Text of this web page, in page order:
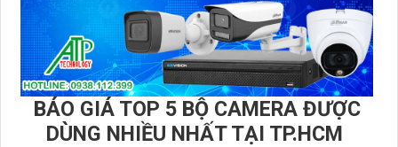
BÁO GIÁ TOP 5 BỘ CAMERA ĐƯỢC
DÙNG NHIỀU NHẤT TẠI TP.HCM